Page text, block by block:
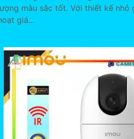
màu sắc tốt. Với thiết kế nhỏ
giá...